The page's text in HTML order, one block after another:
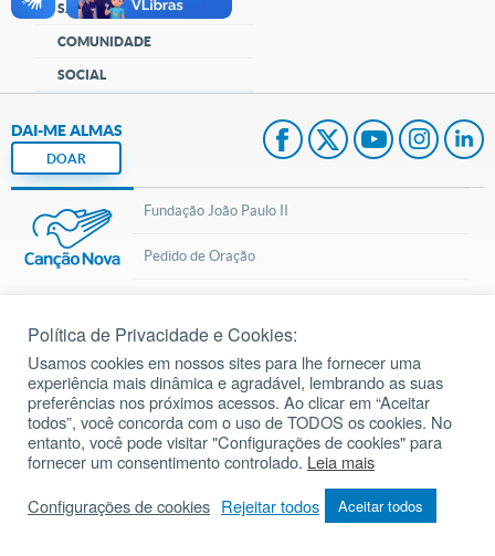
SANTUÁRIO
COMUNIDADE
SOCIAL
DAI-ME ALMAS
DOAR
Fundação João Paulo II
Pedido de Oração
Internacional
cancaonova.com © 2002 – 2026Todos os direitos reservados.
Política de Privacidade e Cookies:
Usamos cookies em nossos sites para lhe fornecer uma
experiência mais dinâmica e agradável, lembrando as suas
preferências nos próximos acessos. Ao clicar em “Aceitar
todos”, você concorda com o uso de TODOS os cookies. No
entanto, você pode visitar "Configurações de cookies" para
fornecer um consentimento controlado. Leia mais
Configurações de cookies Rejeitar todos Aceitar todos